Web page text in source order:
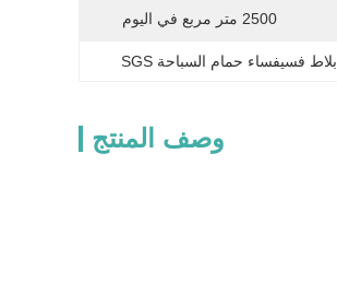
2500 متر مربع في اليوم
بلاط فسيفساء حمام السباحة SGS
وصف المنتج